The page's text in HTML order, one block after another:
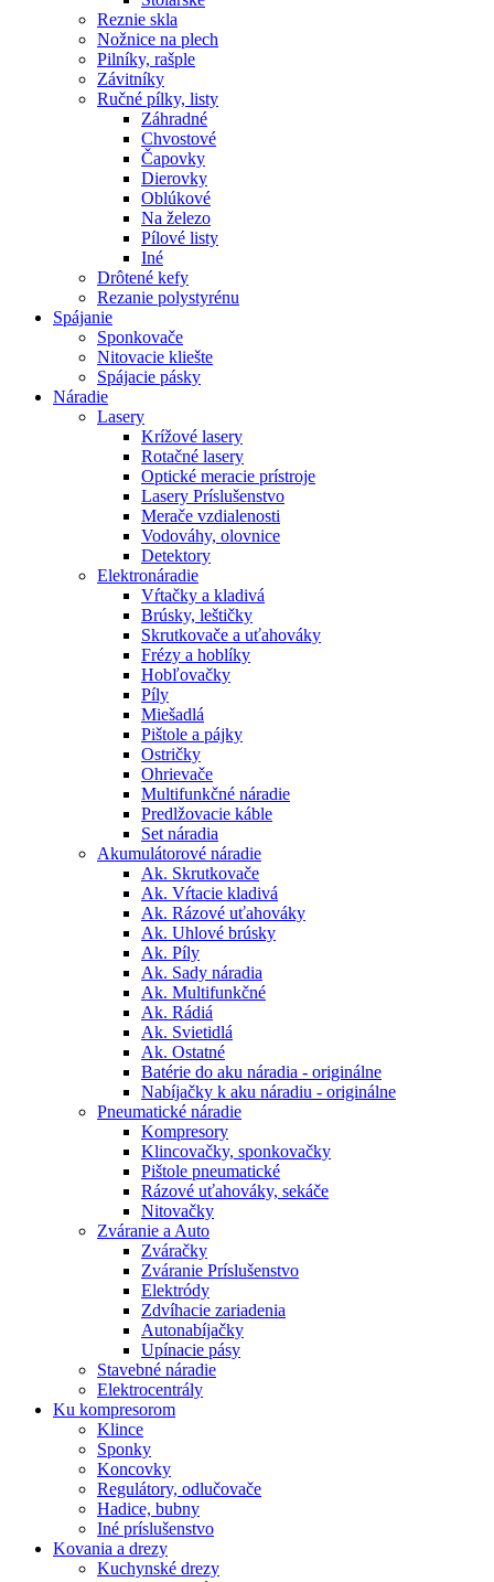
Reznie skla
Nožnice na plech
Pilníky, rašple
Závitníky
Ručné pílky, listy
Záhradné
Chvostové
Čapovky
Dierovky
Oblúkové
Na železo
Pílové listy
Iné
Drôtené kefy
Rezanie polystyrénu
Spájanie
Sponkovače
Nitovacie kliešte
Spájacie pásky
Náradie
Lasery
Krížové lasery
Rotačné lasery
Optické meracie prístroje
Lasery Príslušenstvo
Merače vzdialenosti
Vodováhy, olovnice
Detektory
Elektronáradie
Vŕtačky a kladivá
Brúsky, leštičky
Skrutkovače a uťahováky
Frézy a hoblíky
Hobľovačky
Píly
Miešadlá
Pištole a pájky
Ostričky
Ohrievače
Multifunkčné náradie
Predlžovacie káble
Set náradia
Akumulátorové náradie
Ak. Skrutkovače
Ak. Vŕtacie kladivá
Ak. Rázové uťahováky
Ak. Uhlové brúsky
Ak. Píly
Ak. Sady náradia
Ak. Multifunkčné
Ak. Rádiá
Ak. Svietidlá
Ak. Ostatné
Batérie do aku náradia - originálne
Nabíjačky k aku náradiu - originálne
Pneumatické náradie
Kompresory
Klincovačky, sponkovačky
Pištole pneumatické
Rázové uťahováky, sekáče
Nitovačky
Zváranie a Auto
Zváračky
Zváranie Príslušenstvo
Elektródy
Zdvíhacie zariadenia
Autonabíjačky
Upínacie pásy
Stavebné náradie
Elektrocentrály
Ku kompresorom
Klince
Sponky
Koncovky
Regulátory, odlučovače
Hadice, bubny
Iné príslušenstvo
Kovania a drezy
Kuchynské drezy